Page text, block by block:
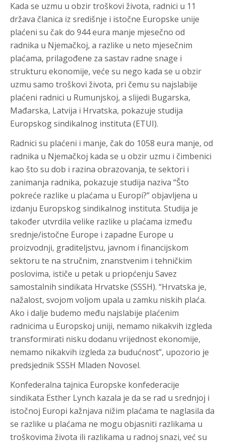
Kada se uzmu u obzir troškovi života, radnici u 11
država članica iz središnje i istočne Europske unije
plaćeni su čak do 944 eura manje mjesečno od
radnika u Njemačkoj, a razlike u neto mjesečnim
plaćama, prilagođene za sastav radne snage i
strukturu ekonomije, veće su nego kada se u obzir
uzmu samo troškovi života, pri čemu su najslabije
plaćeni radnici u Rumunjskoj, a slijedi Bugarska,
Mađarska, Latvija i Hrvatska, pokazuje studija
Europskog sindikalnog instituta (ETUI).
Radnici su plaćeni i manje, čak do 1058 eura manje, od
radnika u Njemačkoj kada se u obzir uzmu i čimbenici
kao što su dob i razina obrazovanja, te sektori i
zanimanja radnika, pokazuje studija naziva “Što
pokreće razlike u plaćama u Europi?” objavljena u
izdanju Europskog sindikalnog instituta. Studija je
također utvrdila velike razlike u plaćama između
srednje/istočne Europe i zapadne Europe u
proizvodnji, graditeljstvu, javnom i financijskom
sektoru te na stručnim, znanstvenim i tehničkim
poslovima, ističe u petak u priopćenju Savez
samostalnih sindikata Hrvatske (SSSH). “Hrvatska je,
nažalost, svojom voljom upala u zamku niskih plaća.
Ako i dalje budemo među najslabije plaćenim
radnicima u Europskoj uniji, nemamo nikakvih izgleda
transformirati nisku dodanu vrijednost ekonomije,
nemamo nikakvih izgleda za budućnost”, upozorio je
predsjednik SSSH Mladen Novosel.
Konfederalna tajnica Europske konfederacije
sindikata Esther Lynch kazala je da se rad u srednjoj i
istočnoj Europi kažnjava nižim plaćama te naglasila da
se razlike u plaćama ne mogu objasniti razlikama u
troškovima života ili razlikama u radnoj snazi, već su